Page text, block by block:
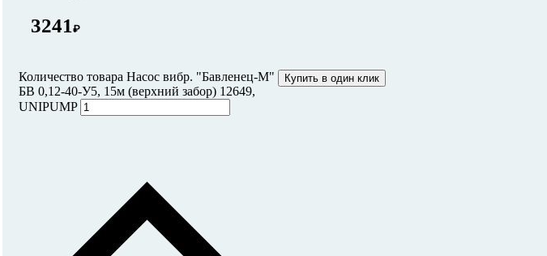
3241₽
Количество товара Насос вибр. "Бавленец-М"
БВ 0,12-40-У5, 15м (верхний забор) 12649,
UNIPUMP
Купить в один клик